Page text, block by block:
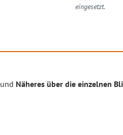
eingesetzt.
Näheres über die einzelnen